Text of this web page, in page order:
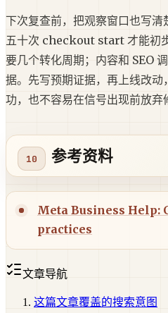
下次复查前，把观察窗口也写清
五十次 checkout start 才能初
要几个转化周期；内容和 SEO
据。先写预期证据，再上线改
功，也不容易在信号出现前放弃
参考资料
Meta Business Help:
practices
文章导航
这篇文章覆盖的搜索意图